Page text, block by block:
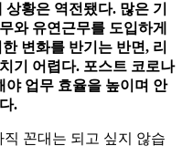
황은 역전됐다. 많은 기
와 유연근무를 도입하게
변화를 반기는 반면, 리
기 어렵다. 포스트 코로나
야 업무 효율을 높이며 안
.
꼰대는 되고 싶지 않습